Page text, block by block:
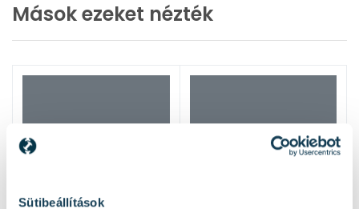
Sütibeállítások
Mások ezeket nézték